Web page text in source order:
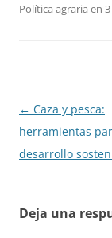
Política agraria en
Navegación
de
entradas
← Caza y pesca:
herramientas
desarrollo
Deja una